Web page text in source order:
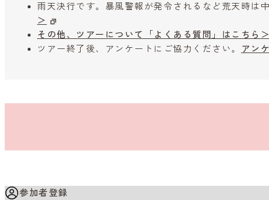
雨天決行です。暴風警報が発令されるなど荒天時は中
＞
その他、ツアーについて「よくある質問」はこちら＞
ツアー終了後、アンケートにご協力ください。
アン
参加者登録